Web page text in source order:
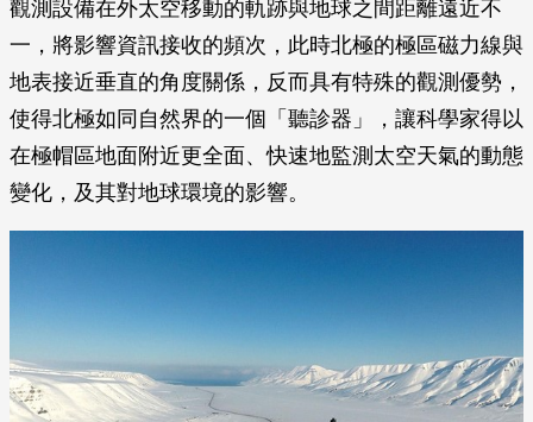
觀測設備在外太空移動的軌跡與地球之間距離遠近不
一，將影響資訊接收的頻次，此時北極的極區磁力線與
地表接近垂直的角度關係，反而具有特殊的觀測優勢，
使得北極如同自然界的一個「聽診器」，讓科學家得以
在極帽區地面附近更全面、快速地監測太空天氣的動態
變化，及其對地球環境的影響。